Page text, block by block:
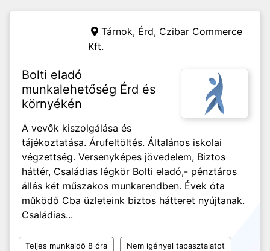
Tárnok, Érd, Czibar Commerce
Kft.
Bolti eladó
munkalehetőség Érd és
környékén
A vevők kiszolgálása és
tájékoztatása. Árufeltöltés. Általános iskolai
végzettség. Versenyképes jövedelem, Biztos
háttér, Családias légkör Bolti eladó,- pénztáros
állás két műszakos munkarendben. Évek óta
működő Cba üzleteink biztos hátteret nyújtanak.
Családias...
Teljes munkaidő 8 óra Nem igényel tapasztalatot